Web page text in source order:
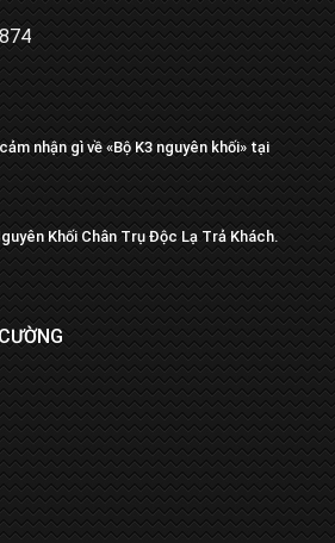
nhận gì về «Bộ K3 nguyên khối» tại
Khối Chân Trụ Độc Lạ Trả Khách.